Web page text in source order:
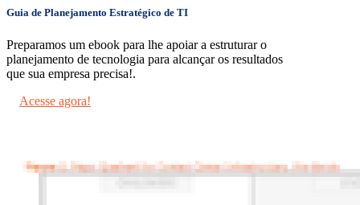
Guia de Planejamento Estratégico de TI
Preparamos um ebook para lhe apoiar a estruturar o
planejamento de tecnologia para alcançar os resultados
que sua empresa precisa!.
Acesse agora!